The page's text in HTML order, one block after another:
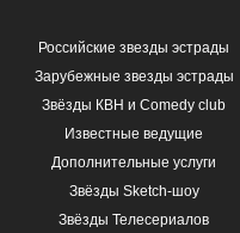
Российские звезды эстрады
Зарубежные звезды эстрады
Звёзды КВН и Comedy club
Известные ведущие
Дополнительные услуги
Звёзды Sketch-шоу
Звёзды Телесериалов